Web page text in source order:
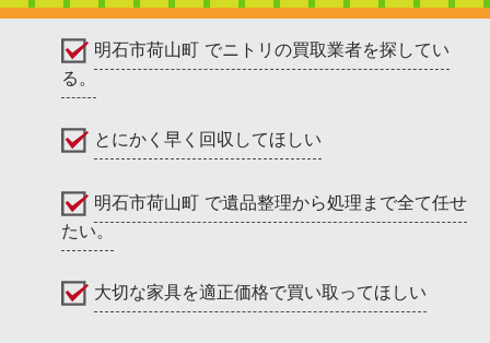
明石市荷山町 でニトリの買取業者を探してい
る。
とにかく早く回収してほしい
明石市荷山町 で遺品整理から処理まで全て任せ
たい。
大切な家具を適正価格で買い取ってほしい